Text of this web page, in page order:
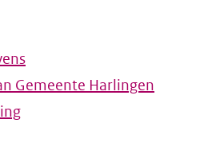
Gemeente Harlingen